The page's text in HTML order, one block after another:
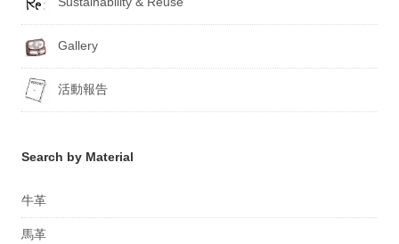
Gallery
活動報告
Search by Material
牛革
馬革